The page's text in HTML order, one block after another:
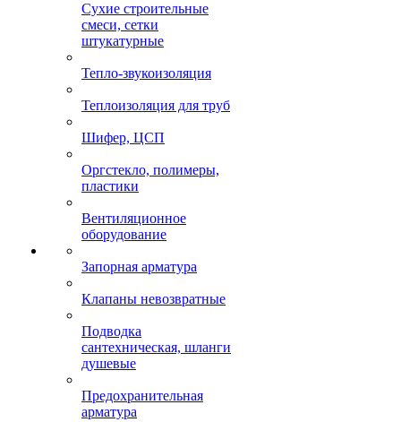
Сухие строительные
смеси, сетки
штукатурные
Тепло-звукоизоляция
Теплоизоляция для труб
Шифер, ЦСП
Оргстекло, полимеры,
пластики
Вентиляционное
оборудование
Запорная арматура
Клапаны невозвратные
Подводка
сантехническая, шланги
душевые
Предохранительная
арматура